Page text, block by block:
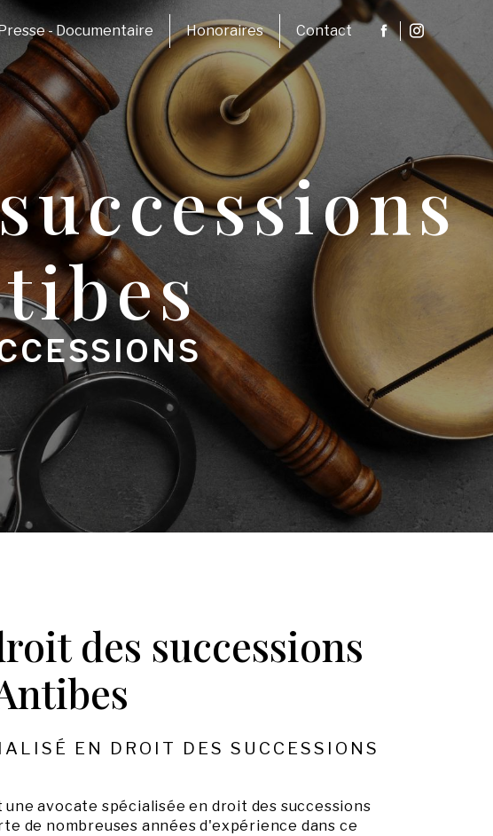
- Documentaire Honoraires Contact
des successions
EN DROIT DES SUCCESSIONS
avocate spécialisée en droit des successions
de nombreuses années d'expérience dans ce